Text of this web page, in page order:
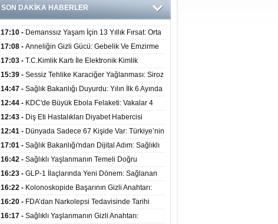
SON DAKİKA HABERLER
17:10 - Demanssız Yaşam İçin 13 Yıllık Fırsat: Orta
Yaştaki Yaşam Tarzı Beyin Sağlığını Belirliyor
17:08 - Anneliğin Gizli Gücü: Gebelik Ve Emzirme
Biyolojik Dayanıklılığı Artırabilir Mi?
17:03 - T.C.Kimlik Kartı İle Elektronik Kimlik
Doğrulama Yöntemi (Biyometrik Kimlik Doğrulama
Sistemi) 07.08.2026
15:39 - Sessiz Tehlike Karaciğer Yağlanması: Siroz
Ve Kalp Krizine Davetiye Çıkarıyor!
14:47 - Sağlık Bakanlığı Duyurdu: Yılın İlk 6 Ayında
10 Binden Fazla Hasta Hiperbarik Oksijen Tedavisi
Aldı
12:44 - KDC'de Büyük Ebola Felaketi: Vakalar 4
Bini Aştı, Virüste Mutasyon Şüphesi!
12:43 - Diş Eti Hastalıkları Diyabet Habercisi
Olabilir: Ağız Sağlığı Ve Şeker Arasındaki Çift Yönlü
Bağ Kanıtlandı
12:41 - Dünyada Sadece 67 Kişide Var: Türkiye’nin
İlk Bundgaard Sendromu Vakası Diyarbakır’da
Teşhis Edildi
17:01 - Sağlık Bakanlığı'ndan Dijital Adım: Sağlıklı
Hayat Merkezlerinde Uzaktan Danışmanlık Dönemi
Başladı
16:42 - Sağlıklı Yaşlanmanın Temeli Doğru
Beslenmeden Geçiyor: İleri Yaşta Hangi Besin
Öğelerine İhtiyaç Duyuluyor?
16:23 - GLP-1 İlaçlarında Yeni Dönem: Sağlanan
Faydalar Yalnızca Kilo Kaybıyla Sınırlı Değil
16:22 - Kolonoskopide Başarının Gizli Anahtarı:
Yetersiz Bağırsak Temizliği Poliplerin Gözden
Kaçmasına Neden Oluyor
16:20 - FDA’dan Narkolepsi Tedavisinde Tarihi
Onay: Oreksin Sistemini Hedefleyen İlk İlaç
16:17 - Sağlıklı Yaşlanmanın Gizli Anahtarı: